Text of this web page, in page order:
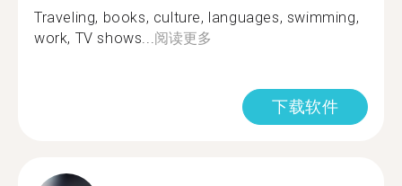
Traveling, books, culture, languages, swimming,
work, TV shows...阅读更多
下载软件